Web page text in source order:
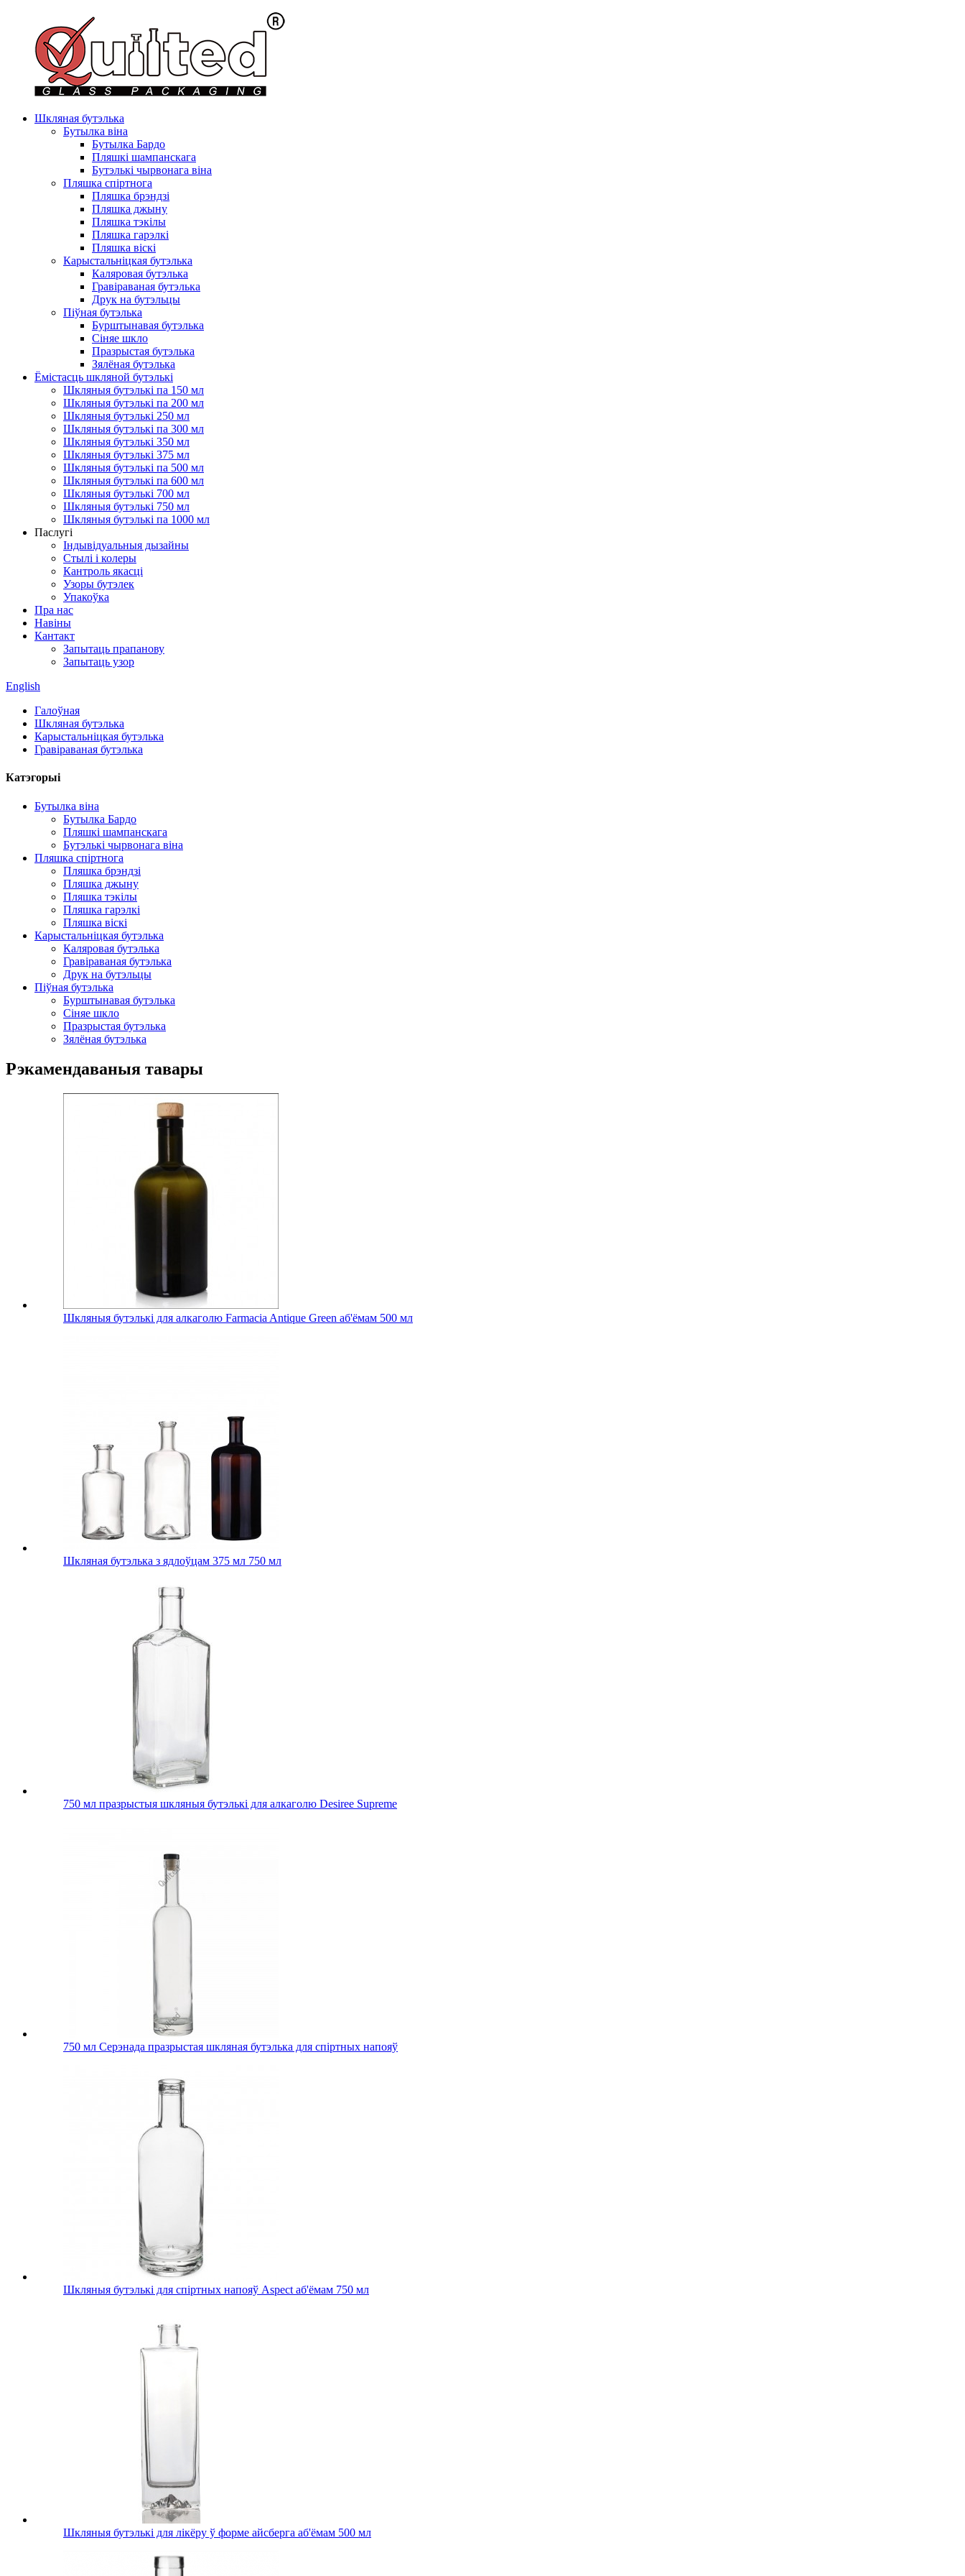
Шкляная бутэлька
Бутылка віна
Бутылка Бардо
Пляшкі шампанскага
Бутэлькі чырвонага віна
Пляшка спіртнога
Пляшка брэндзі
Пляшка джыну
Пляшка тэкілы
Пляшка гарэлкі
Пляшка віскі
Карыстальніцкая бутэлька
Каляровая бутэлька
Гравіраваная бутэлька
Друк на бутэльцы
Піўная бутэлька
Бурштынавая бутэлька
Сіняе шкло
Празрыстая бутэлька
Зялёная бутэлька
Ёмістасць шкляной бутэлькі
Шкляныя бутэлькі па 150 мл
Шкляныя бутэлькі па 200 мл
Шкляныя бутэлькі 250 мл
Шкляныя бутэлькі па 300 мл
Шкляныя бутэлькі 350 мл
Шкляныя бутэлькі 375 мл
Шкляныя бутэлькі па 500 мл
Шкляныя бутэлькі па 600 мл
Шкляныя бутэлькі 700 мл
Шкляныя бутэлькі 750 мл
Шкляныя бутэлькі па 1000 мл
Паслугі
Індывідуальныя дызайны
Стылі і колеры
Кантроль якасці
Узоры бутэлек
Упакоўка
Пра нас
Навіны
Кантакт
Запытаць прапанову
Запытаць узор
English
Галоўная
Шкляная бутэлька
Карыстальніцкая бутэлька
Гравіраваная бутэлька
Катэгорыі
Бутылка віна
Бутылка Бардо
Пляшкі шампанскага
Бутэлькі чырвонага віна
Пляшка спіртнога
Пляшка брэндзі
Пляшка джыну
Пляшка тэкілы
Пляшка гарэлкі
Пляшка віскі
Карыстальніцкая бутэлька
Каляровая бутэлька
Гравіраваная бутэлька
Друк на бутэльцы
Піўная бутэлька
Бурштынавая бутэлька
Сіняе шкло
Празрыстая бутэлька
Зялёная бутэлька
Рэкамендаваныя тавары
Шкляныя бутэлькі для алкаголю Farmacia Antique Green аб'ёмам 500 мл
Шкляная бутэлька з ядлоўцам 375 мл 750 мл
750 мл празрыстыя шкляныя бутэлькі для алкаголю Desiree Supreme
750 мл Серэнада празрыстая шкляная бутэлька для спіртных напояў
Шкляныя бутэлькі для спіртных напояў Aspect аб'ёмам 750 мл
Шкляныя бутэлькі для лікёру ў форме айсберга аб'ёмам 500 мл